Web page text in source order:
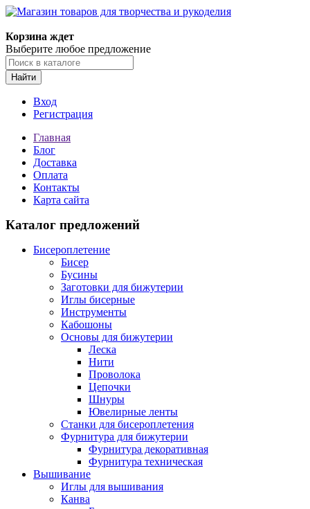
Корзина ждет
Выберите любое предложение
Найти
Вход
Регистрация
Главная
Блог
Доставка
Оплата
Контакты
Карта сайта
Каталог предложений
Бисероплетение
Бисер
Бусины
Заготовки для бижутерии
Иглы бисерные
Инструменты
Кабошоны
Основы для бижутерии
Леска
Нити
Проволока
Цепочки
Шнуры
Ювелирные ленты
Станки для бисероплетения
Фурнитура для бижутерии
Фурнитура декоративная
Фурнитура техническая
Вышивание
Иглы для вышивания
Канва